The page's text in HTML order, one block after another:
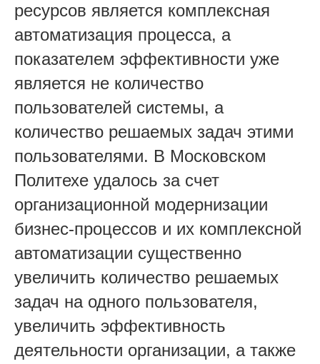
ресурсов является комплексная
автоматизация процесса, а
показателем эффективности уже
является не количество
пользователей системы, а
количество решаемых задач этими
пользователями. В Московском
Политехе удалось за счет
организационной модернизации
бизнес-процессов и их комплексной
автоматизации существенно
увеличить количество решаемых
задач на одного пользователя,
увеличить эффективность
деятельности организации, а также